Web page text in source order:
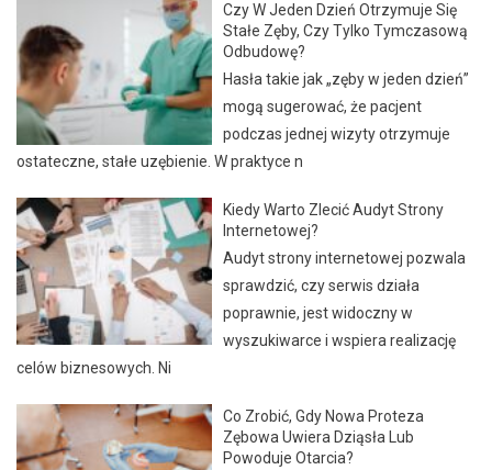
Czy W Jeden Dzień Otrzymuje Się
Stałe Zęby, Czy Tylko Tymczasową
Odbudowę?
Hasła takie jak „zęby w jeden dzień”
mogą sugerować, że pacjent
podczas jednej wizyty otrzymuje
ostateczne, stałe uzębienie. W praktyce n
Kiedy Warto Zlecić Audyt Strony
Internetowej?
Audyt strony internetowej pozwala
sprawdzić, czy serwis działa
poprawnie, jest widoczny w
wyszukiwarce i wspiera realizację
celów biznesowych. Ni
Co Zrobić, Gdy Nowa Proteza
Zębowa Uwiera Dziąsła Lub
Powoduje Otarcia?